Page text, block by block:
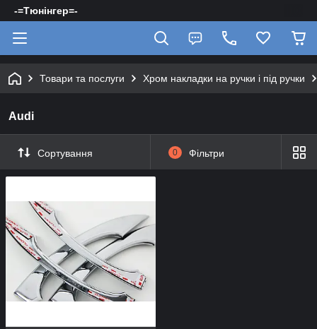
-=Тюнінгер=-
Товари та послуги Хром накладки на ручки і під ручки
Audi
Сортування 0 Фільтри